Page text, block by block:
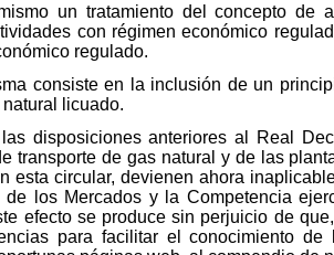
un tratamiento del concepto de
con régimen económico
regulado.
consiste en la inclusión de un
licuado.
disposiciones anteriores al Real
transporte de gas natural y de las
esta circular, devienen ahora
los Mercados y la Competencia
efecto se produce sin perjuicio de
para facilitar el conocimiento